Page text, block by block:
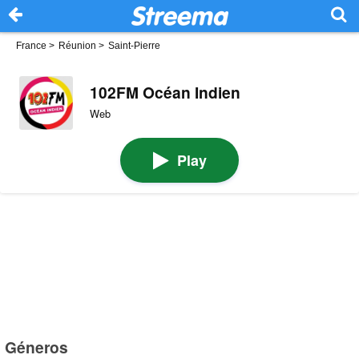
France > Réunion > Saint-Pierre
102FM Océan Indien
Web
Play
Géneros